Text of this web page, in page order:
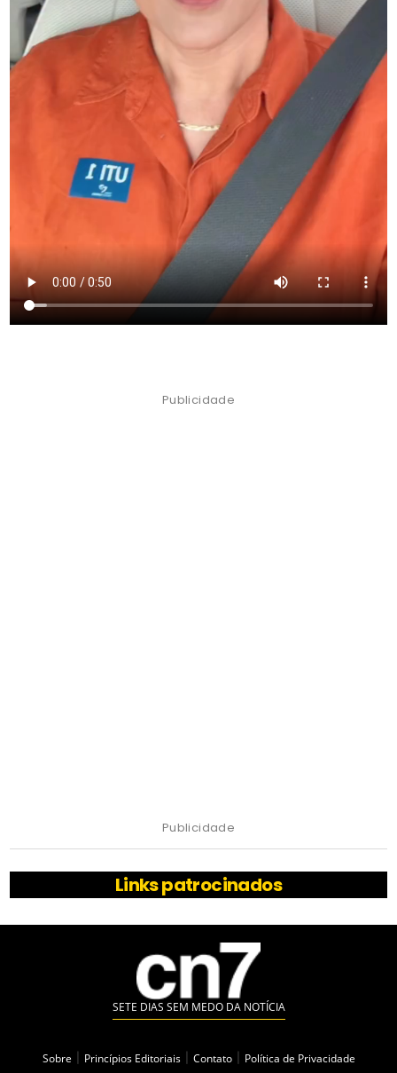
Publicidade
Publicidade
Links patrocinados
SETE DIAS SEM MEDO DA NOTÍCIA
Sobre Princípios Editoriais Contato Política de Privacidade